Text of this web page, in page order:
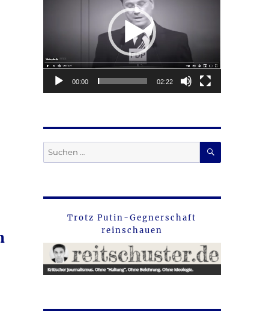
00:00 02:22
Suche
nach:
SUCHEN
Trotz Putin-Gegnerschaft
reinschauen